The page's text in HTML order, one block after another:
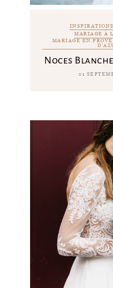
MARIAGE À
MARIAGE EN
Noces
21